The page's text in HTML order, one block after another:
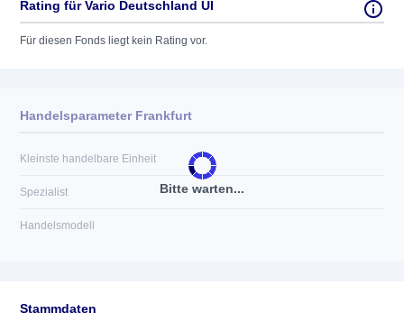
Rating für Vario Deutschland UI
Für diesen Fonds liegt kein Rating vor.
Bitte warten...
Handelsparameter Frankfurt
Kleinste handelbare Einheit
Spezialist
Handelsmodell
Stammdaten